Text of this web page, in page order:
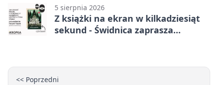
5 sierpnia 2026
Z książki na ekran w kilkadziesiąt
sekund - Świdnica zaprasza
<< Poprzedni